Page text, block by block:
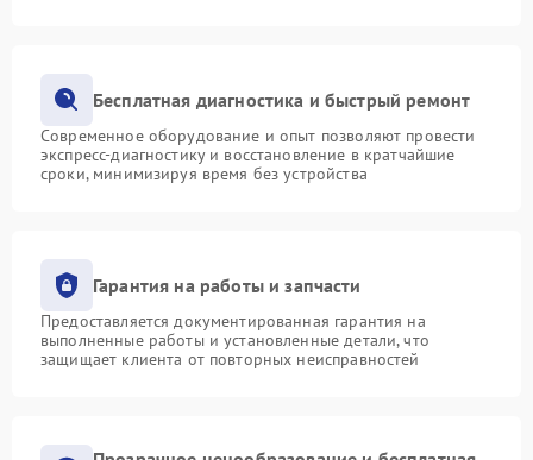
Бесплатная диагностика и быстрый ремонт
Современное оборудование и опыт позволяют провести
экспресс-диагностику и восстановление в кратчайшие
сроки, минимизируя время без устройства
Гарантия на работы и запчасти
Предоставляется документированная гарантия на
выполненные работы и установленные детали, что
защищает клиента от повторных неисправностей